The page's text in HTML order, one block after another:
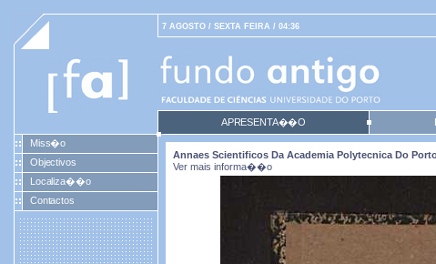
7 AGOSTO / SEXTA FEIRA / 04:36
APRESENTA��O
Miss�o
Objectivos
Localiza��o
Contactos
Annaes Scientificos Da Academia Polytecnica Do
Ver mais informa��o